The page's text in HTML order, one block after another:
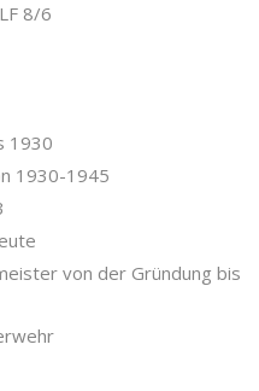
8/6
1930
1930-1945
von der Gründung bis